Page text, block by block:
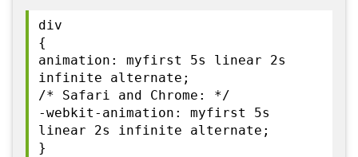
div
{
animation: myfirst 5s linear 2s
infinite alternate;
/* Safari and Chrome: */
-webkit-animation: myfirst 5s
linear 2s infinite alternate;
}